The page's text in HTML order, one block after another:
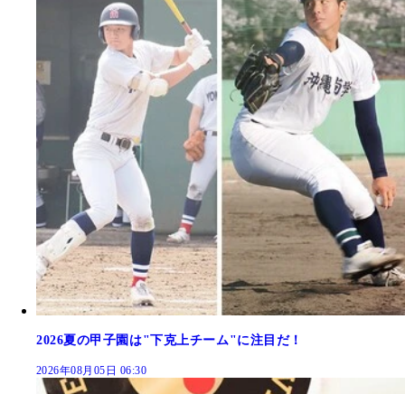
2026夏の甲子園は"下克上チーム"に注目だ！
2026年08月05日 06:30